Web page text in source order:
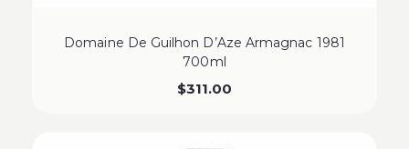
Domaine De Guilhon D’Aze Armagnac 1981
700ml
$311.00